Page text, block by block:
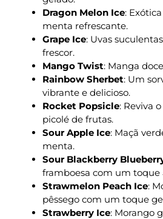
Dragon Melon Ice:
menta refrescante.
Grape Ice: Uvas
frescor.
Mango Twist: Manga
Rainbow Sherbet: Um
vibrante e delicioso.
Rocket Popsicle: Reviva
picolé de frutas.
Sour Apple Ice: Maçã
menta.
Sour Blackberry
framboesa com um toque
Strawmelon Peach Ice:
pêssego com um toque
Strawberry Ice: Morango